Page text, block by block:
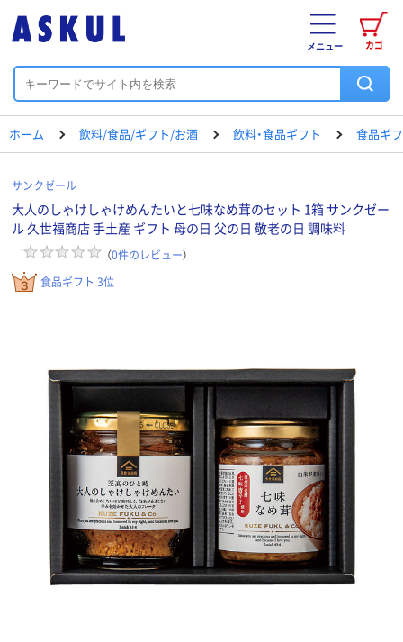
カゴ
メニュー
ホーム 飲料/食品/ギフト/お酒 飲料・食品ギフト 食品ギ
サンクゼール
大人のしゃけしゃけめんたいと七味なめ茸のセット 1箱 サンクゼー
ル 久世福商店 手土産 ギフト 母の日 父の日 敬老の日 調味料
（0件のレビュー）
食品ギフト 3位